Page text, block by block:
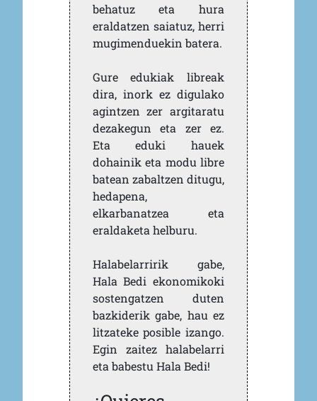
behatuz eta hura
eraldatzen saiatuz, herri
mugimenduekin batera.
Gure edukiak libreak
dira, inork ez digulako
agintzen zer argitaratu
dezakegun eta zer ez.
Eta eduki hauek
dohainik eta modu libre
batean zabaltzen ditugu,
hedapena,
elkarbanatzea eta
eraldaketa helburu.
Halabelarririk gabe,
Hala Bedi ekonomikoki
sostengatzen duten
bazkiderik gabe, hau ez
litzateke posible izango.
Egin zaitez halabelarri
eta babestu Hala Bedi!